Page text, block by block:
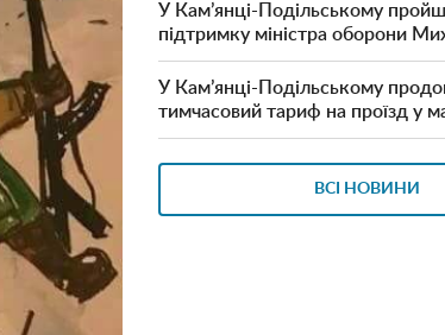
У Кам’янці-Подільському
підтримку міністра оборони
У Кам’янці-Подільському
тимчасовий тариф на проїзд у
ВСІ НОВИНИ